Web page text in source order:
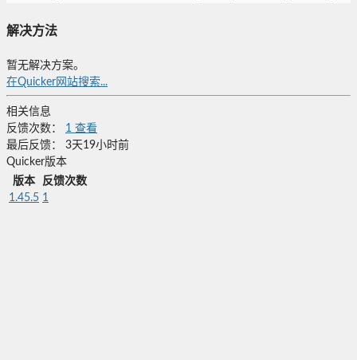
解决方法
暂无解决方案。
在Quicker网站搜索...
相关信息
反馈次数：
1 查看
最后反馈：
3天19小时前
Quicker版本
版本
反馈次数
1.45.5 1